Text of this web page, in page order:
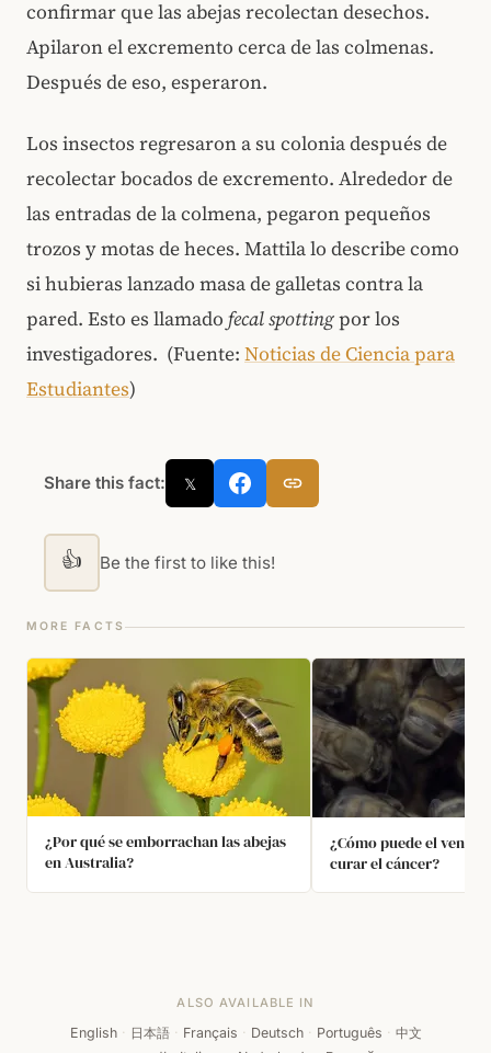
confirmar que las abejas recolectan desechos.
Apilaron el excremento cerca de las colmenas.
Después de eso, esperaron.
Los insectos regresaron a su colonia después de
recolectar bocados de excremento. Alrededor de
las entradas de la colmena, pegaron pequeños
trozos y motas de heces. Mattila lo describe como
si hubieras lanzado masa de galletas contra la
pared. Esto es llamado fecal spottingpor los
investigadores. (Fuente: Noticias de Ciencia para
Estudiantes)
Share this fact: 𝕏
👍 Be the first to like this!
MORE FACTS
¿Por qué se emborrachan las abejas
en Australia?
¿Cómo puede el
curar el cáncer?
ALSO AVAILABLE IN
English · 日本語 · Français · Deutsch · Português · 中文